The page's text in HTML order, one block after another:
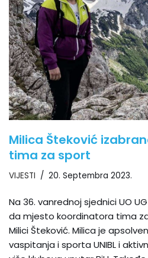
Milica Šteković
tima za sport
VIJESTI 20. Septembra 2023.
Na 36. vanrednoj sjednici UO
da mjesto koordinatora tima
Milici Šteković. Milica je
vaspitanja i sporta UNIBL i